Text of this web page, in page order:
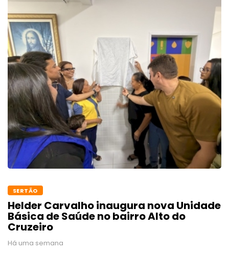
SERTÃO
Helder Carvalho inaugura nova Unidade
Básica de Saúde no bairro Alto do
Cruzeiro
Há uma semana